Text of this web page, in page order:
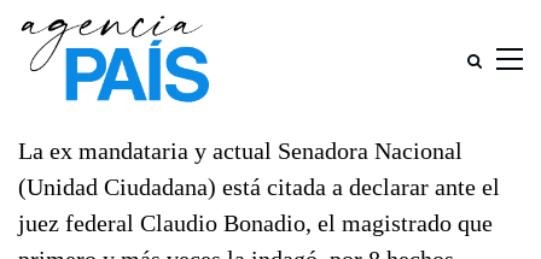
La ex mandataria y actual Senadora Nacional
(Unidad Ciudadana) está citada a declarar ante el
juez federal Claudio Bonadio, el magistrado que